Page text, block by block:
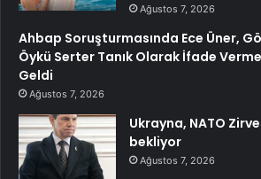
Ağustos 7, 2026
Ahbap Soruşturmasında Ece Üner,
Öykü Serter Tanık Olarak İfade
Geldi
Ağustos 7, 2026
Ukrayna, NATO
bekliyor
Ağustos 7, 2026